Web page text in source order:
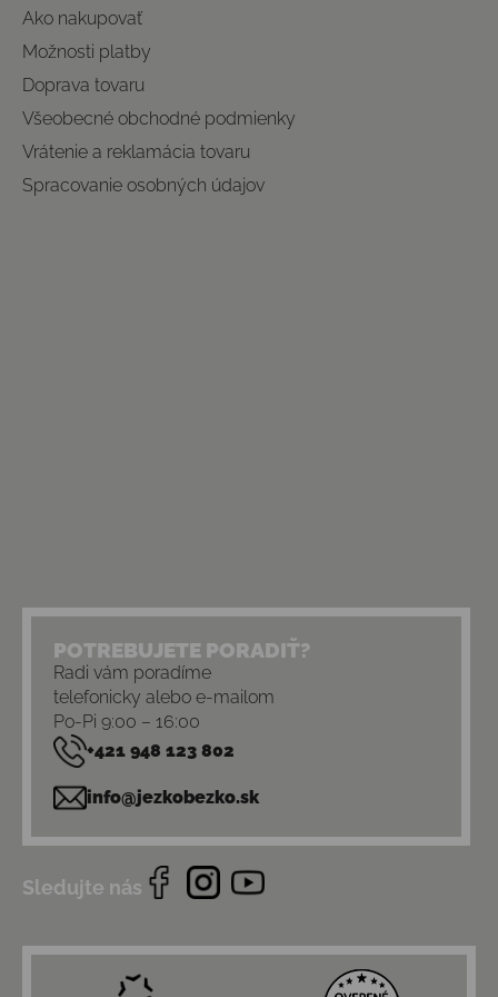
Ako nakupovať
Možnosti platby
Doprava tovaru
Všeobecné obchodné podmienky
Vrátenie a reklamácia tovaru
Spracovanie osobných údajov
POTREBUJETE PORADIŤ?
Radi vám poradíme
telefonicky alebo e-mailom
Po-Pi 9:00 – 16:00
+421 948 123 802
info@jezkobezko.sk
Sledujte nás